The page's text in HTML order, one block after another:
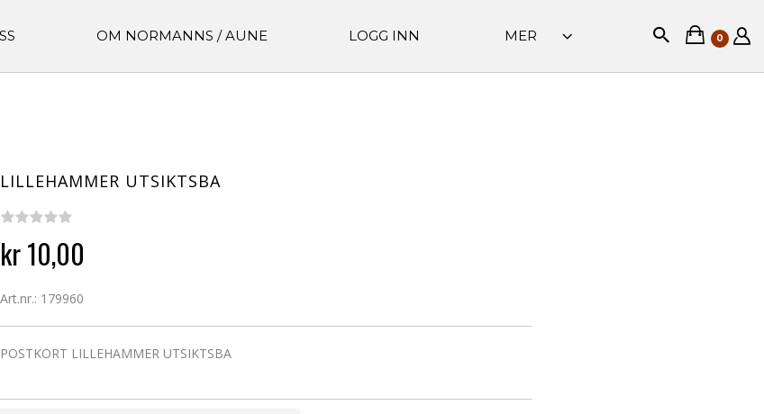
OM NORMANNS / AUNE LOGG INN MER 0
LILLEHAMMER UTSIKTSBA
kr 10,00
Art.nr.: 179960
POSTKORT LILLEHAMMER UTSIKTSBA